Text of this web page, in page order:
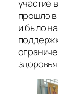
участие
прошло
и было